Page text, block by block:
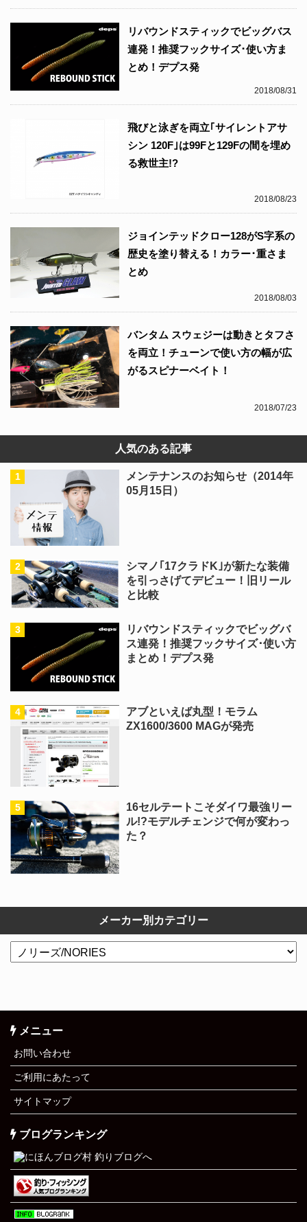
2018/08/31
リバウンドスティックでビッグバス
連発！推奨フックサイズ･使い方ま
とめ！デプス発
2018/08/23
飛びと泳ぎを両立｢サイレントアサ
シン 120F｣は99Fと129Fの間を埋め
る救世主!?
2018/08/03
ジョインテッドクロー128がS字系の
歴史を塗り替える！カラー･重さま
とめ
2018/07/23
バンタム スウェジーは動きとタフさ
を両立！チューンで使い方の幅が広
がるスピナーベイト！
人気のある記事
メンテナンスのお知らせ（2014年
05月15日）
シマノ｢17クラドK｣が新たな装備
を引っさげてデビュー！旧リール
と比較
リバウンドスティックでビッグバ
ス連発！推奨フックサイズ･使い方
まとめ！デプス発
アブといえば丸型！モラム
ZX1600/3600 MAGが発売
16セルテートこそダイワ最強リー
ル!?モデルチェンジで何が変わっ
た？
メーカー別カテゴリー
メニュー
お問い合わせ
ご利用にあたって
サイトマップ
ブログランキング